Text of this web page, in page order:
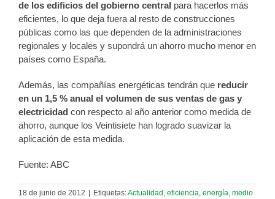
de los edificios del gobierno central para hacerlos más
eficientes, lo que deja fuera al resto de construcciones
públicas como las que dependen de la administraciones
regionales y locales y supondrá un ahorro mucho menor en
países como España.
Además, las compañías energéticas tendrán que reducir
en un 1,5 % anual el volumen de sus ventas de gas y
electricidad con respecto al año anterior como medida de
ahorro, aunque los Veintisiete han logrado suavizar la
aplicación de esta medida.
Fuente: ABC
18 de junio de 2012 Etiquetas:Actualidad , eficiencia, energía, medio